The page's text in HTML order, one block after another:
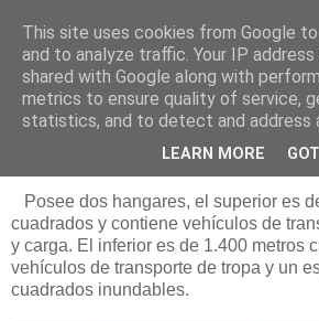
Está de pinga
26/9/11
L-61 (Interior)
Posee dos hangares, el superior es
cuadrados y contiene vehículos de
y carga. El inferior es de 1.400 metros
vehículos de transporte de tropa y un
cuadrados inundables.
This site uses cookies from Google
and to analyze traffic. Your IP
shared with Google along with
metrics to ensure quality of service,
statistics, and to detect and address
LEARN MORE